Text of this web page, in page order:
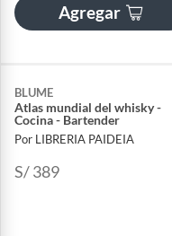
Agregar
BLUME
Atlas mundial del whisky -
Cocina - Bartender
Por LIBRERIA PAIDEIA
S/ 389